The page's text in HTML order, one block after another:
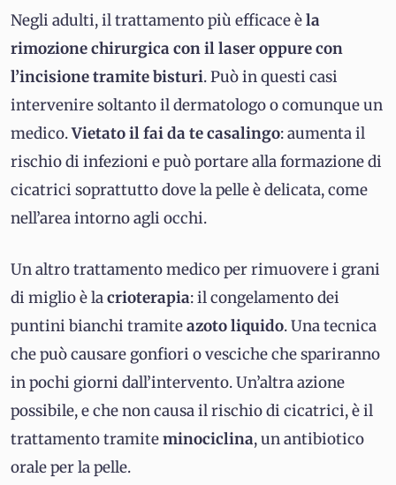
Negli adulti, il trattamento più efficace èla
rimozione chirurgica con il laser oppure con
l’incisione tramite bisturi. Può in questi casi
intervenire soltanto il dermatologo o comunque un
medico.Vietato il fai da te casalingo: aumenta il
rischio di infezioni e può portare alla formazione di
cicatrici soprattutto dove la pelle è delicata, come
nell’area intorno agli occhi.
Un altro trattamento medico per rimuovere i grani
di miglio è lacrioterapia: il congelamento dei
puntini bianchi tramiteazoto liquido. Una tecnica
che può causare gonfiori o vesciche che spariranno
in pochi giorni dall’intervento. Un’altra azione
possibile, e che non causa il rischio di cicatrici, è il
trattamento tramiteminociclina, un antibiotico
orale per la pelle.